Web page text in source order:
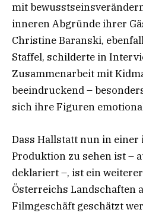
mit
inneren Abgründe ihrer
Christine Baranski,
Staffel, schilderte in
Zusammenarbeit mit
beeindruckend –
sich ihre Figuren
Dass Hallstatt nun in
Produktion zu sehen ist –
deklariert –, ist ein
Österreichs Landschaften
Filmgeschäft geschätzt